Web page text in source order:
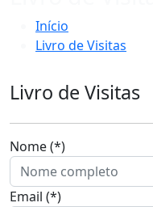
Início
Livro de Visitas
Livro de Visitas
Nome (*)
Email (*)